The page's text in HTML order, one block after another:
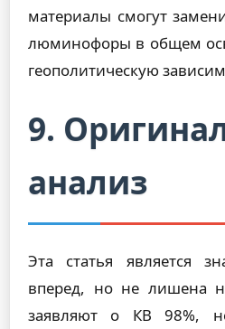
материалы смогут
люминофоры в общем
геополитическую
9.
анализ
Эта статья является
вперед, но не лишена
заявляют о КВ 98%,